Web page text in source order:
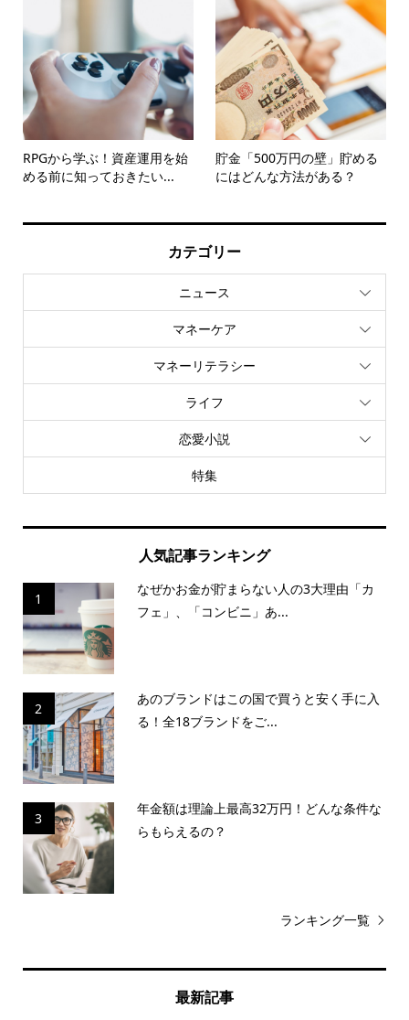
RPGから学ぶ！資産運用を始
める前に知っておきたい...
貯金「500万円の壁」貯める
にはどんな方法がある？
カテゴリー
ニュース
マネーケア
マネーリテラシー
ライフ
恋愛小説
特集
人気記事ランキング
1
なぜかお金が貯まらない人の3大理由「カ
フェ」、「コンビニ」あ...
2
あのブランドはこの国で買うと安く手に入
る！全18ブランドをご...
3
年金額は理論上最高32万円！どんな条件な
らもらえるの？
ランキング一覧
最新記事